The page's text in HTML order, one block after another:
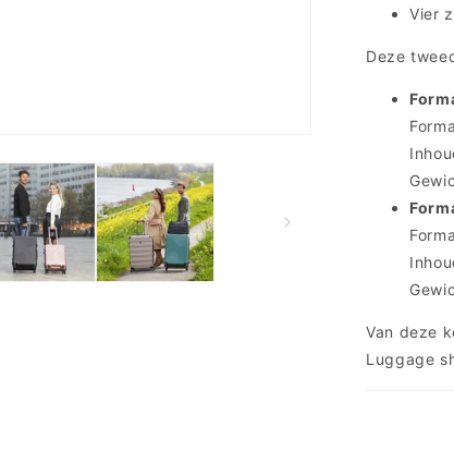
Vier
Deze
Van deze
Luggage